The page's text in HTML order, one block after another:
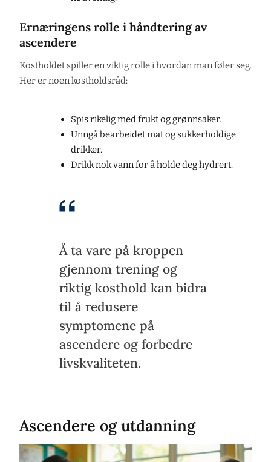
Ernæringens rolle i håndtering av
ascendere
Kostholdet spiller en viktig rolle i hvordan man føler seg.
Her er noen kostholdsråd:
Spis rikelig med frukt og grønnsaker.
Unngå bearbeidet mat og sukkerholdige
drikker.
Drikk nok vann for å holde deg hydrert.
Å ta vare på kroppen
gjennom trening og
riktig kosthold kan bidra
til å redusere
symptomene på
ascendere og forbedre
livskvaliteten.
Ascendere og utdanning